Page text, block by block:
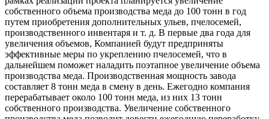
собственного объема производства меда до 100 тонн в год
путем приобретения дополнительных ульев, пчелосемей,
производственного инвентаря и т. д. В первые два года для
увеличения объемов, Компанией будут предприняты
эффективные меры по укреплению пчелосемей, что в
дальнейшем поможет наладить поэтапное увеличение объема
производства меда. Производственная мощность завода
составляет 8 тонн меда в смену в день. Ежегодно компания
перерабатывает около 100 тонн меда, из них 13 тонн
собственного производства. Увеличение собственного